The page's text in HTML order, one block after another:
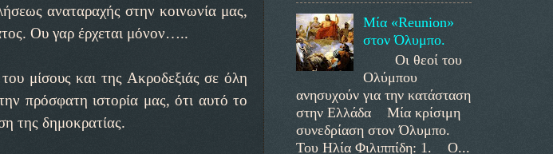
αναταραχής στην κοινωνία μας,
Ου γαρ έρχεται μόνον…..
μίσους και της Ακροδεξιάς σε όλη
πρόσφατη ιστορία μας, ότι αυτό το
της δημοκρατίας.
Μία «Reunion»
στον Όλυμπο.
Οι θεοί του
Ολύμπου
ανησυχούν για την κατάσταση
στην Ελλάδα Μία κρίσιμη
συνεδρίαση στον Όλυμπο.
Του Ηλία Φιλιππίδη: 1. Ο...